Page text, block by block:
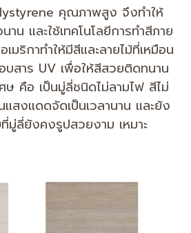
คุณภาพสูง จึงทำให้
าน และใช้เทคโนโลยีการทำสีภาย
เมริกาทำให้มีสีและลายไม้ที่เหมือน
สาร UV เพื่อให้สีสวยติดทนาน
คือ เป็นมู่ลี่ชนิดไม่ลามไฟ สีไม่
สงแดดจัดเป็นเวลานาน และยัง
มู่ลี่ยังคงรูปสวยงาม เหมาะ